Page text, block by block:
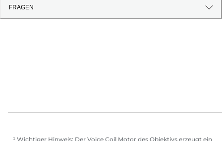
FRAGEN
¹ Wichtiger Hinweis: Der Voice Coil Motor des Objektivs erzeugt ein